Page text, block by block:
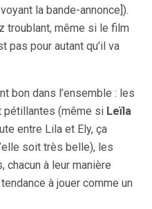
la bande-annonce]).
troublant, même si le film
pas pour autant qu’il va
bon dans l’ensemble : les
pétillantes (même si Leïla
entre Lila et Ely, ça
soit très belle), les
à leur manière
à jouer comme un